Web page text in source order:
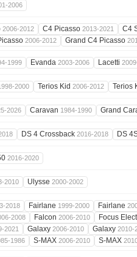
2006
2006-2012 C4 Picasso 2013-2021
C4
2006-2012 Grand C4 Picasso
1999 Evanda 2003-2006 Lacetti
2000 Terios Kid 2006-2012 Terios
2026 Caravan 1984-1990 Grand
DS 4 Crossback 2016-2018 DS
2016-2020
2010 Ulysse 2000-2002
2018 Fairlane 1999-2000 Fairlane
2008 Falcon 2006-2010
Focus
2021 Galaxy 2006-2010 Galaxy 2010-
1986 S-MAX 2006-2010 S-MAX